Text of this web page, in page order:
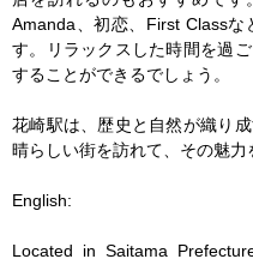
Amanda、初恋、First Class
す。リラックスした時間を過
することができるでしょう。
花崎駅は、歴史と自然が織り
晴らしい街を訪れて、その魅力
English:
Located in Saitama